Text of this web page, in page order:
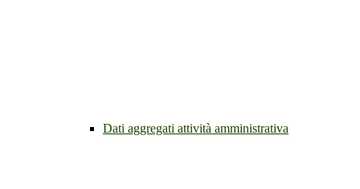
Dati aggregati attività amministrativa